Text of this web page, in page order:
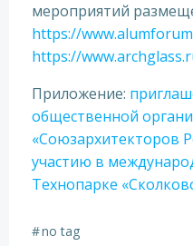
мероприятий
https://
https://
Приложение:
общественной
«Союзархитекторов
участию в
Технопарке
#no tag